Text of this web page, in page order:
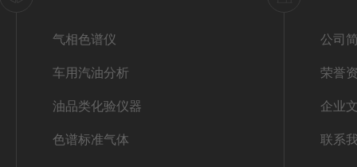
气相色谱仪
车用汽油分析
油品类化验仪器
色谱标准气体
公司
荣誉
企业
联系